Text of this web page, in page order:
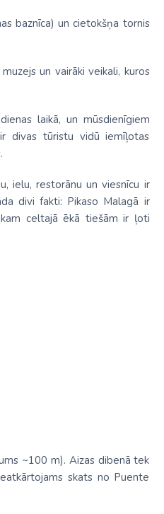
baznīca) un cietokšņa tornis
un vairāki veikali, kuros
laikā, un mūsdienīgiem
divas tūristu vidū iemīļotas
ielu, restorānu un viesnīcu ir
divi fakti: Pikaso Malagā ir
celtajā ēkā tiešām ir ļoti
~100 m). Aizas dibenā tek
skats no Puente